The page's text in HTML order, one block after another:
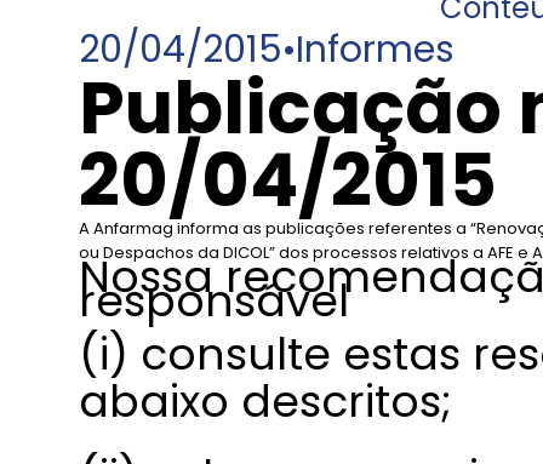
20/04/2015•Informes
Publicação
20/04/2015
A Anfarmag informa as publicações referentes a
ou Despachos da DICOL” dos processos relativos a AFE e
Nossa
responsável
(i) consulte estas
abaixo descritos;